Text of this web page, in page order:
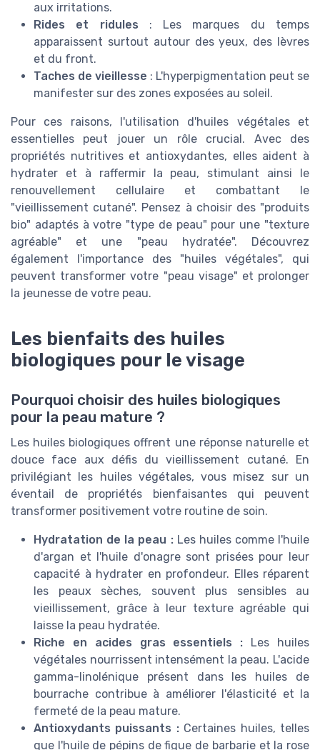
aux irritations.
Rides et ridules : Les marques du temps
apparaissent surtout autour des yeux, des lèvres
et du front.
Taches de vieillesse : L'hyperpigmentation peut se
manifester sur des zones exposées au soleil.
Pour ces raisons, l'utilisation d'huiles végétales et
essentielles peut jouer un rôle crucial. Avec des
propriétés nutritives et antioxydantes, elles aident à
hydrater et à raffermir la peau, stimulant ainsi le
renouvellement cellulaire et combattant le
"vieillissement cutané". Pensez à choisir des "produits
bio" adaptés à votre "type de peau" pour une "texture
agréable" et une "peau hydratée". Découvrez
également l'importance des "huiles végétales", qui
peuvent transformer votre "peau visage" et prolonger
la jeunesse de votre peau.
Les bienfaits des huiles
biologiques pour le visage
Pourquoi choisir des huiles biologiques
pour la peau mature ?
Les huiles biologiques offrent une réponse naturelle et
douce face aux défis du vieillissement cutané. En
privilégiant les huiles végétales, vous misez sur un
éventail de propriétés bienfaisantes qui peuvent
transformer positivement votre routine de soin.
Hydratation de la peau :Les huiles comme l'huile
d'argan et l'huile d'onagre sont prisées pour leur
capacité à hydrater en profondeur. Elles réparent
les peaux sèches, souvent plus sensibles au
vieillissement, grâce à leur texture agréable qui
laisse la peau hydratée.
Riche en acides gras essentiels : Les huiles
végétales nourrissent intensément la peau. L'acide
gamma-linolénique présent dans les huiles de
bourrache contribue à améliorer l'élasticité et la
fermeté de la peau mature.
Antioxydants puissants :Certaines huiles, telles
que l'huile de pépins de figue de barbarie et la rose